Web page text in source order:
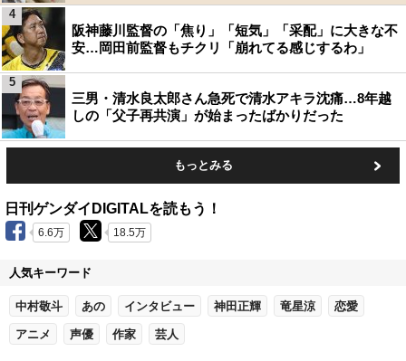
阪神藤川監督の「焦り」「短気」「采配」に大きな不
安…岡田前監督もチクリ「崩れてる感じするわ」
4
三男・清水良太郎さん急死で清水アキラ沈痛…8年越
しの「父子再共演」が始まったばかりだった
5
もっとみる
日刊ゲンダイDIGITALを読もう！
6.6万 18.5万
人気キーワード
中村敬斗 あの インタビュー 神田正輝 竜星涼 恋愛
アニメ 声優 作家 芸人